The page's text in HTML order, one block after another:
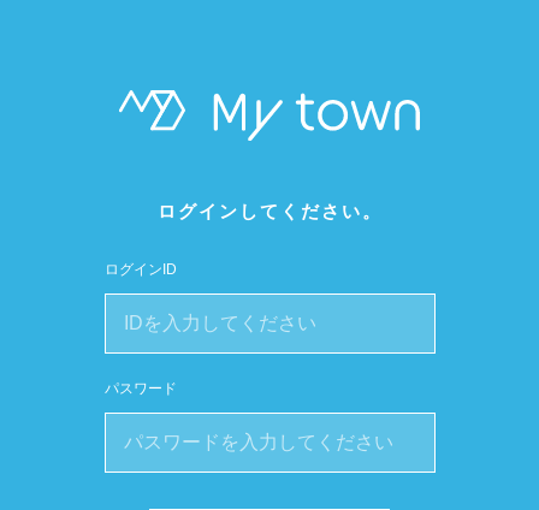
ログインしてください。
ログインID
パスワード